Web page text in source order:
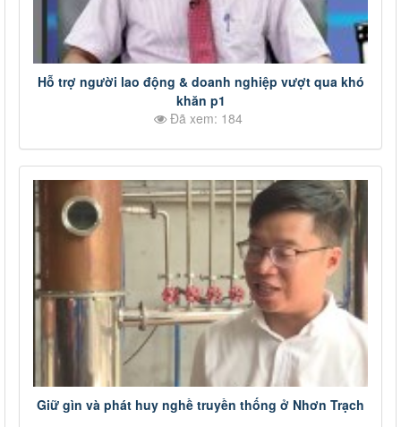
Hỗ trợ người lao động & doanh nghiệp vượt qua khó
khăn p1
Đã xem: 184
Giữ gìn và phát huy nghề truyền thống ở Nhơn Trạch